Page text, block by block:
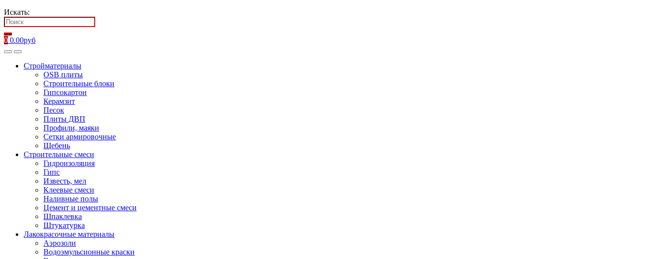
Искать:
0 0.00руб
Стройматериалы
OSB плиты
Строительные блоки
Гипсокартон
Керамзит
Песок
Плиты ДВП
Профили, маяки
Сетки армировочные
Щебень
Строительные смеси
Гидроизоляция
Гипс
Известь, мел
Клеевые смеси
Наливные полы
Цемент и цементные смеси
Шпаклевка
Штукатурка
Лакокрасочные материалы
Аэрозоли
Водоэмульсионные краски